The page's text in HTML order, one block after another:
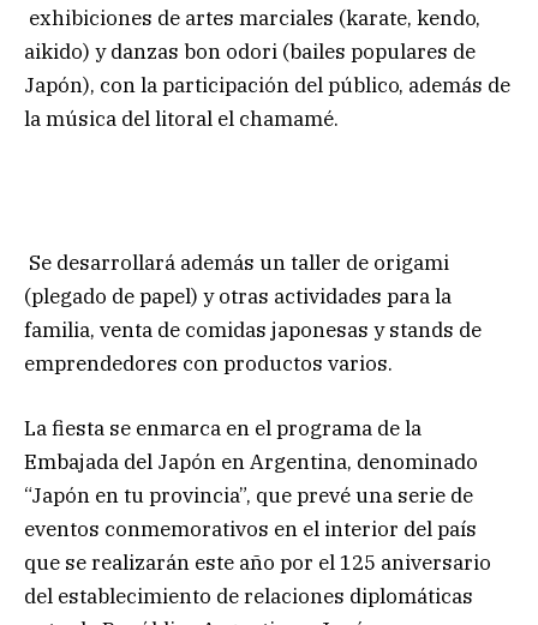
exhibiciones de artes marciales (karate, kendo,
aikido) y danzas bon odori (bailes populares de
Japón), con la participación del público, además de
la música del litoral el chamamé.
Se desarrollará además un taller de origami
(plegado de papel) y otras actividades para la
familia, venta de comidas japonesas y stands de
emprendedores con productos varios.
La fiesta se enmarca en el programa de la
Embajada del Japón en Argentina, denominado
“Japón en tu provincia”, que prevé una serie de
eventos conmemorativos en el interior del país
que se realizarán este año por el 125 aniversario
del establecimiento de relaciones diplomáticas